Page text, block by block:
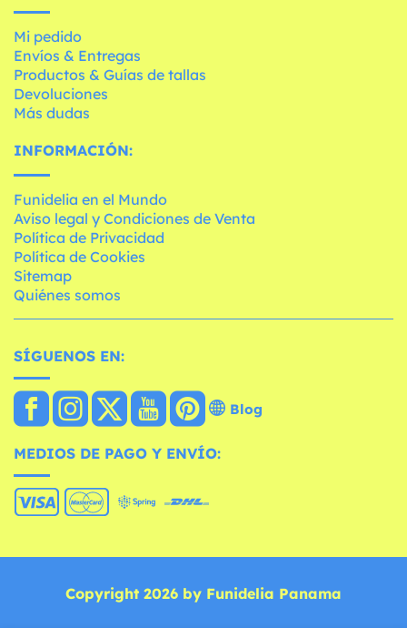
Mi pedido
Envíos & Entregas
Productos & Guías de tallas
Devoluciones
Más dudas
INFORMACIÓN:
Funidelia en el Mundo
Aviso legal y Condiciones de Venta
Política de Privacidad
Política de Cookies
Sitemap
Quiénes somos
SÍGUENOS EN:
Blog
MEDIOS DE PAGO Y ENVÍO:
Copyright 2026 by Funidelia Panama